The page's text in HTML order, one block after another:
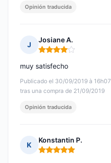
Opinión traducida
J
Josiane A.
Nota: 4 de 5
Publicado el 30/09/2019 à 16h07
tras una compra de 21/09/2019
muy satisfecho
Opinión traducida
K
Konstantin P.
Nota: 5 de 5